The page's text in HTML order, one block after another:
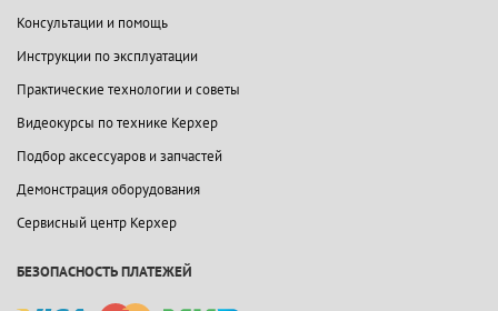
Консультации и помощь
Инструкции по эксплуатации
Практические технологии и советы
Видеокурсы по технике Керхер
Подбор аксессуаров и запчастей
Демонстрация оборудования
Сервисный центр Керхер
БЕЗОПАСНОСТЬ ПЛАТЕЖЕЙ